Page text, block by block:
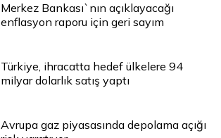
Merkez Bankası`nın açıklayacağı
enflasyon raporu için geri sayım
Türkiye, ihracatta hedef ülkelere 94
milyar dolarlık satış yaptı
Avrupa gaz piyasasında depolama açığı